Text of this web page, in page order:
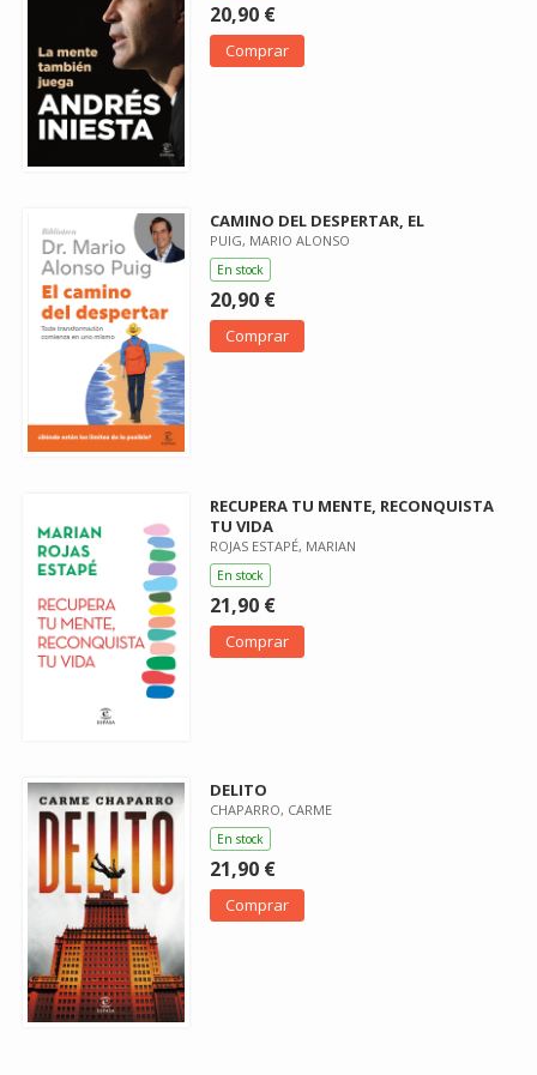
20,90 €
Comprar
CAMINO DEL DESPERTAR, EL
PUIG, MARIO ALONSO
En stock
20,90 €
Comprar
RECUPERA TU MENTE, RECONQUISTA
TU VIDA
ROJAS ESTAPÉ, MARIAN
En stock
21,90 €
Comprar
DELITO
CHAPARRO, CARME
En stock
21,90 €
Comprar